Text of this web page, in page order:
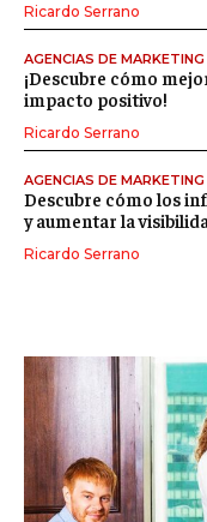
Ricardo Serrano
AGENCIAS DE MARKETING
¡Descubre cómo
impacto positivo!
Ricardo Serrano
AGENCIAS DE MARKETING
Descubre cómo los
y aumentar la
Ricardo Serrano